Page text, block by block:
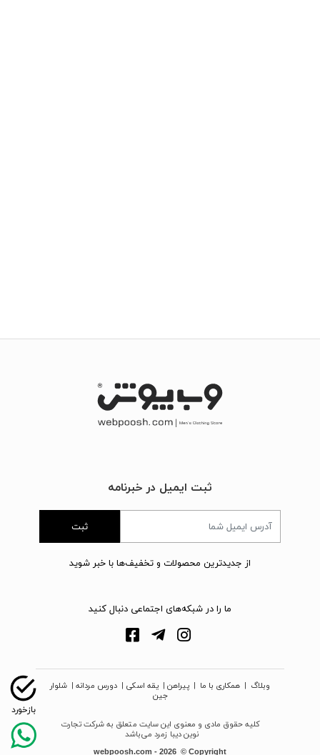
ثبت ایمیل در خبرنامه
ثبت
از جدیدترین محصولات و تخفیف‌ها با خبر شوید
ما را در شبکه‌های اجتماعی دنبال کنید
وبلاگ | همکاری با ما | پیراهن | یقه اسکی | دورس مردانه | شلوار
جین
کلیه حقوق مادی و معنوی این سایت متعلق به شرکت تجارت
نوین دیبا زمرد می‌باشد
webpoosh.com - 2026 © Copyright